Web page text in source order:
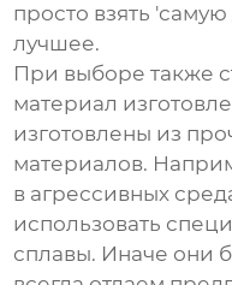
просто взять
лучшее.
При выборе также
материал
изготовлены из
материалов.
в агрессивных
использовать
сплавы. Иначе они